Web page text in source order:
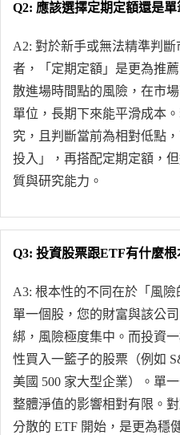
Q2: 應該選擇定期定額還是單
A2: 對於新手或無法精準判
者，「定期定額」是更為推
散進場時間點的風險，在市
單位，長期下來能平滑成本
究，且判斷當前為相對低點
投入」，再搭配定期定額，
質與研究能力。
Q3: 投資股票跟ETF有什麼根
A3: 根本性的不同在於「風
單一個股，您的財富與該公
綁，風險極度集中。而投資
性買入一籃子的股票（例如
美國 500 家大型企業）。單
整體淨值的影響相對有限。
分散的 ETF 開始，是更為穩